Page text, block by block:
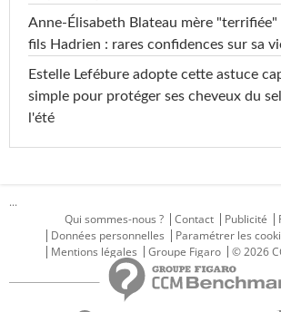
Anne-Élisabeth Blateau mère "terrifiée"
fils Hadrien : rares confidences sur sa
Estelle Lefébure adopte cette astuce
simple pour protéger ses cheveux du
l'été
...
Qui sommes-nous ?
Contact Publicité
Données personnelles
Paramétrer les
Mentions légales
Groupe Figaro © 2026